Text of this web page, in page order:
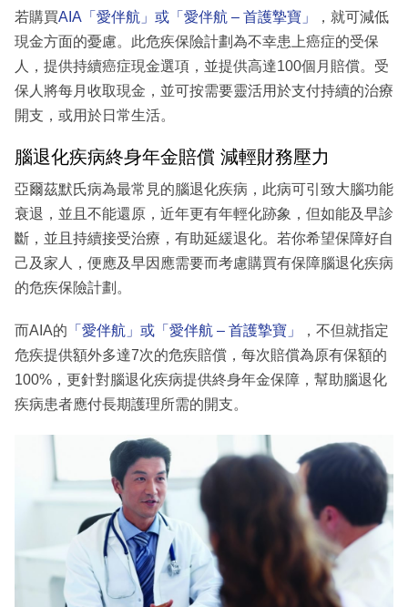
若購買AIA「愛伴航」或「愛伴航 – 首護摯寶」
，就可減低
現金方面的憂慮。此危疾保險計劃為不幸患上癌症的受保
人，提供持續癌症現金選項，並提供高達100個月賠償。受
保人將每月收取現金，並可按需要靈活用於支付持續的治療
開支，或用於日常生活。
腦退化疾病終身年金賠償 減輕財務壓力
亞爾茲默氏病為最常見的腦退化疾病，此病可引致大腦功能
衰退，並且不能還原，近年更有年輕化跡象，但如能及早診
斷，並且持續接受治療，有助延緩退化。若你希望保障好自
己及家人，便應及早因應需要而考慮購買有保障腦退化疾病
的危疾保險計劃。
而AIA的 「愛伴航」或「愛伴航 – 首護摯寶」
，不但就指定
危疾提供額外多達7次的危疾賠償，每次賠償為原有保額的
100%，更針對腦退化疾病提供終身年金保障，幫助腦退化
疾病患者應付長期護理所需的開支。